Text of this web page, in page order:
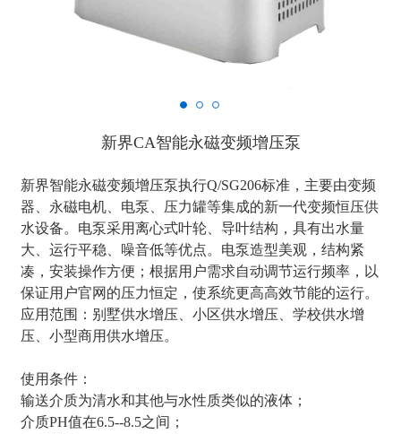
新界CA智能永磁变频增压泵
新界智能永磁变频增压泵执行Q/SG206标准，主要由变频
器、永磁电机、电泵、压力罐等集成的新一代变频恒压供
水设备。电泵采用离心式叶轮、导叶结构，具有出水量
大、运行平稳、噪音低等优点。电泵造型美观，结构紧
凑，安装操作方便；根据用户需求自动调节运行频率，以
保证用户官网的压力恒定，使系统更高高效节能的运行。
应用范围：别墅供水增压、小区供水增压、学校供水增
压、小型商用供水增压。
使用条件：
输送介质为清水和其他与水性质类似的液体；
介质PH值在6.5--8.5之间；